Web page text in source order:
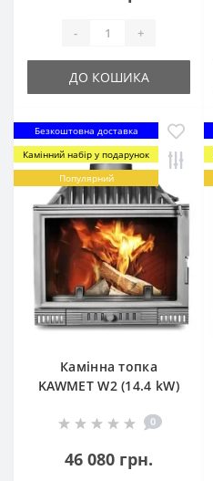
- +
ДО КОШИКА
Безкоштовна доставка
Камінний набір у подарунок
Популярний
Камінна топка
KAWMET W2 (14.4 kW)
0
46 080 грн.